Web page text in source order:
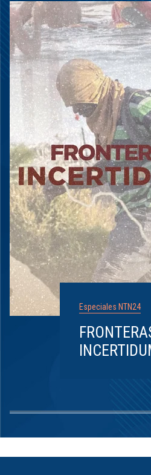
Especiales NTN24
8